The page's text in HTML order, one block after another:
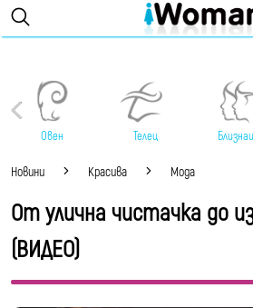
Овен Телец
Новини Красива Мода
От улична чистачка до
(ВИДЕО)